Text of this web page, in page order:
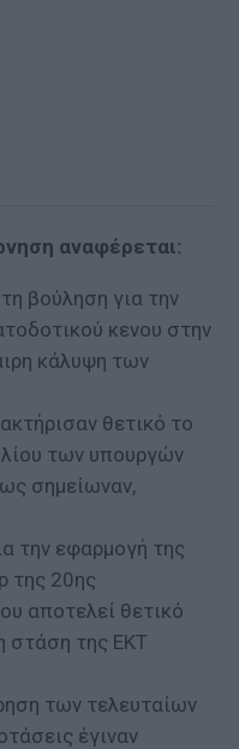
αναφέρεται:
βούληση για την
κενου στην
κάλυψη των
θετικό το
των υπουργών
σημείωναν,
την εφαρμογή της
της 20ης
αποτελεί θετικό
στάση της ΕΚΤ
των τελευταίων
έγιναν